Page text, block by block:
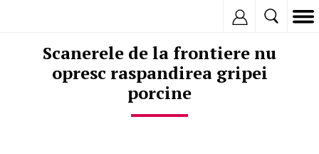
Scanerele de la frontiere nu
opresc raspandirea gripei
porcine